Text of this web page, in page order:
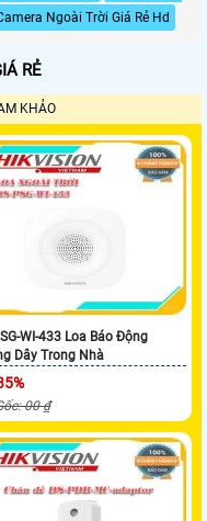
Ngoài Trời Giá Rẻ Hd
RẺ
KHẢO
WI-433 Loa Báo Động
Dây Trong Nhà
00 ₫